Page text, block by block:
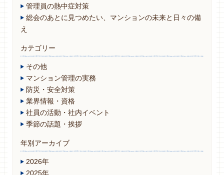
管理員の熱中症対策
総会のあとに見つめたい、マンションの未来と日々の備
え
カテゴリー
その他
マンション管理の実務
防災・安全対策
業界情報・資格
社員の活動・社内イベント
季節の話題・挨拶
年別アーカイブ
2026年
2025年